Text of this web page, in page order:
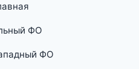
ФО
ФО